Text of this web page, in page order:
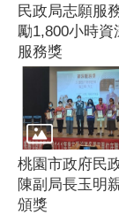
民政局志願服
勵1,800小時資
服務獎
桃園市政府民
陳副局長玉明
頒獎